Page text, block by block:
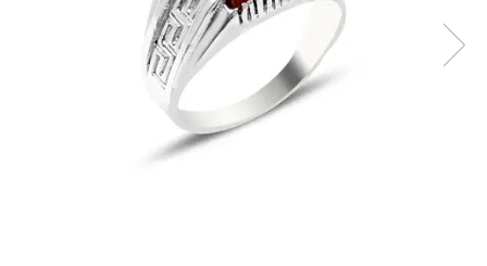
Bijuterii argint placat cu aur
Bijuterii argint cu diverse
Bijuterii argint cu murano
Bijuterii gotice si rock
Casete si cutii de bijuterii